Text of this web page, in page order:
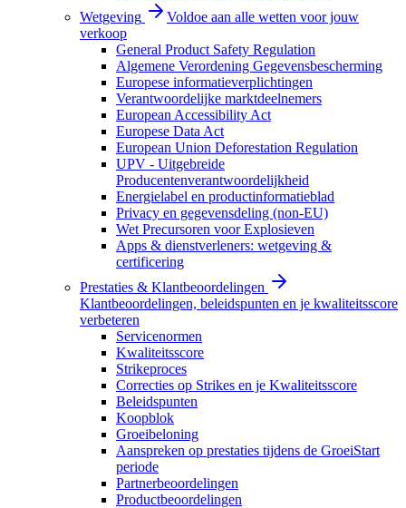
Wetgeving
Voldoe aan alle wetten voor jouw
verkoop
General Product Safety Regulation
Algemene Verordening Gegevensbescherming
Europese informatieverplichtingen
Verantwoordelijke marktdeelnemers
European Accessibility Act
Europese Data Act
European Union Deforestation Regulation
UPV - Uitgebreide
Producentenverantwoordelijkheid
Energielabel en productinformatieblad
Privacy en gegevensdeling (non-EU)
Wet Precursoren voor Explosieven
Apps & dienstverleners: wetgeving &
certificering
Prestaties & Klantbeoordelingen
Klantbeoordelingen, beleidspunten en je kwaliteitsscore
verbeteren
Servicenormen
Kwaliteitsscore
Strikeproces
Correcties op Strikes en je Kwaliteitsscore
Beleidspunten
Koopblok
Groeibeloning
Aanspreken op prestaties tijdens de GroeiStart
periode
Partnerbeoordelingen
Productbeoordelingen